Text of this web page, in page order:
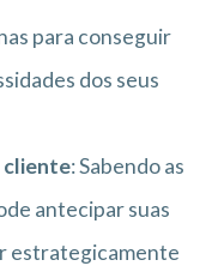
para conseguir
dos seus
cliente: Sabendo as
antecipar suas
estrategicamente